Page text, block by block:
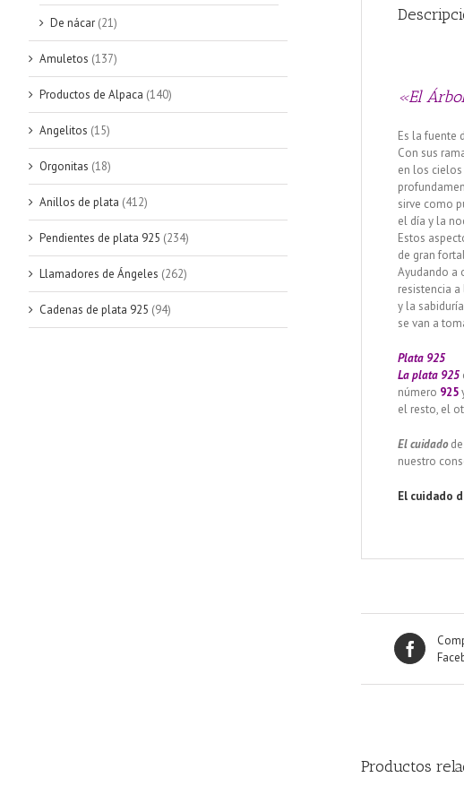
«El
Es la fuente
Con sus
en los cielos
sirve como
el día y la
Estos
de gran
Ayudando a
resistencia
y la
se van a
Plata 925
La plata 925
número 925
el resto, el
El cuidado
nuestro
El cuidado
Productos
De nácar (21)
Amuletos (137)
Productos de Alpaca (140)
Angelitos (15)
Orgonitas (18)
Anillos de plata (412)
Pendientes de plata 925 (234)
Llamadores de Ángeles (262)
Cadenas de plata 925 (94)